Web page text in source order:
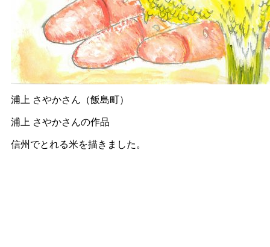
浦上 さやかさん（飯島町）
浦上 さやかさんの作品
信州でとれる米を描きました。